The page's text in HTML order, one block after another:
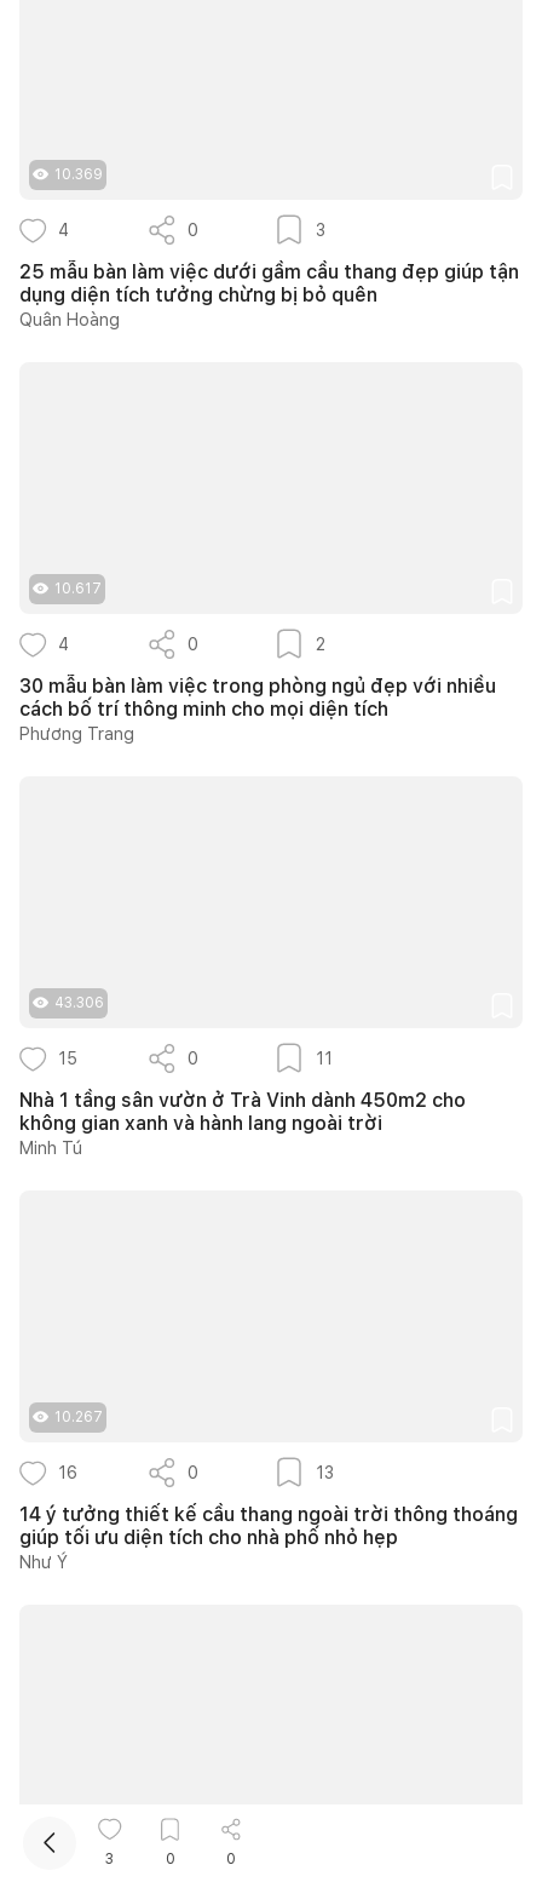
10.369
4 0 3
25 mẫu bàn làm việc dưới gầm cầu thang đẹp giúp tận
dụng diện tích tưởng chừng bị bỏ quên
Quân Hoàng
10.617
4 0 2
30 mẫu bàn làm việc trong phòng ngủ đẹp với nhiều
cách bố trí thông minh cho mọi diện tích
Phương Trang
43.306
15 0 11
Nhà 1 tầng sân vườn ở Trà Vinh dành 450m2 cho
không gian xanh và hành lang ngoài trời
Minh Tú
10.267
16 0 13
14 ý tưởng thiết kế cầu thang ngoài trời thông thoáng
giúp tối ưu diện tích cho nhà phố nhỏ hẹp
Như Ý
10.065
3 0 0